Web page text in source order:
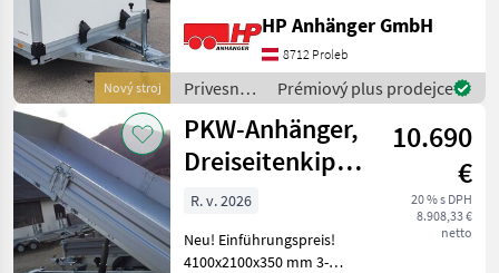
Nový stroj
bis 5°Lademaße 3185 x 1730
x 1885 mm, Gesamtgewicht
2500 kg, Nutzlast 1900 kg,
Räder 15 Zo
HP Anhänger GmbH
8712 Proleb
Privesné
vozíky /
Humbaur
Prémiový plus prodejce
PKW-Anhänger,
Dreiseitenkipper,
Humbaur HTK
3500
10.690
€
20 % s DPH
8.908,33 €
netto
R. v. 2026
Neu! Einführungspreis!
4100x2100x350 mm 3-